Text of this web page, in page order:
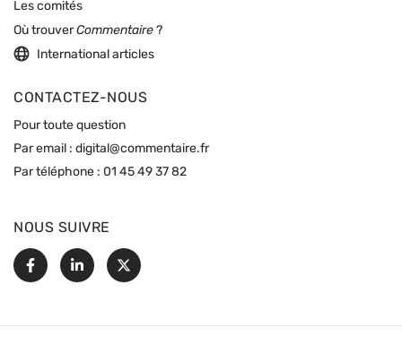
Les comités
Où trouverCommentaire ?
International articles
CONTACTEZ-NOUS
Pour toute question
Par email : digital@commentaire.fr
Par téléphone : 01 45 49 37 82
NOUS SUIVRE
FacebookLinkedin
X